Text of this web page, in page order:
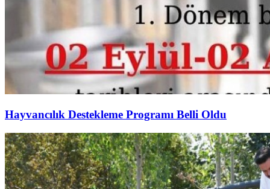
Hayvancılık Destekleme Programı Belli Oldu